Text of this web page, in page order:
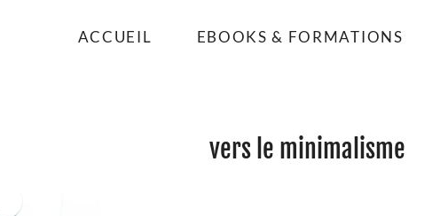
ACCUEIL EBOOKS & FORMATIONS
vers le minimalisme